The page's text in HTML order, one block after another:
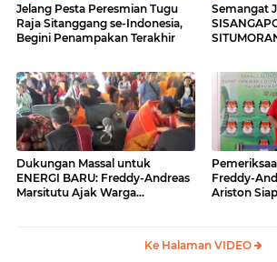
Jelang Pesta Peresmian Tugu
Raja Sitanggang se-Indonesia,
Begini Penampakan Terakhir
Semangat
Dukungan Massal untuk
ENERGI BARU: Freddy-Andreas
Marsitutu Ajak Warga
Freddy-
Ariston
Ke Halaman VIDEO